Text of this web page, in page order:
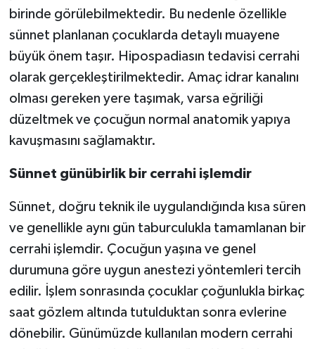
birinde görülebilmektedir. Bu nedenle özellikle
sünnet planlanan çocuklarda detaylı muayene
büyük önem taşır. Hipospadiasın tedavisi cerrahi
olarak gerçekleştirilmektedir. Amaç idrar kanalını
olması gereken yere taşımak, varsa eğriliği
düzeltmek ve çocuğun normal anatomik yapıya
kavuşmasını sağlamaktır.
Sünnet günübirlik bir cerrahi işlemdir
Sünnet, doğru teknik ile uygulandığında kısa süren
ve genellikle aynı gün taburculukla tamamlanan bir
cerrahi işlemdir. Çocuğun yaşına ve genel
durumuna göre uygun anestezi yöntemleri tercih
edilir. İşlem sonrasında çocuklar çoğunlukla birkaç
saat gözlem altında tutulduktan sonra evlerine
dönebilir. Günümüzde kullanılan modern cerrahi